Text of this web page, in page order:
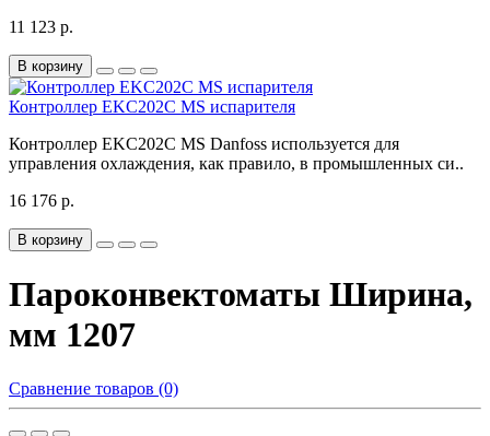
11 123 р.
В корзину
Контроллер EKC202C MS испарителя
Контроллер EKC202C MS Danfoss используется для
управления охлаждения, как правило, в промышленных си..
16 176 р.
В корзину
Пароконвектоматы Ширина,
мм 1207
Сравнение товаров (0)